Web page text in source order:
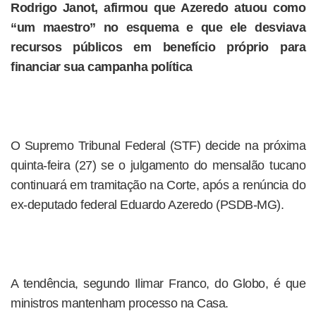
Rodrigo Janot, afirmou que Azeredo atuou como
“um maestro” no esquema e que ele desviava
recursos públicos em benefício próprio para
financiar sua campanha política
O Supremo Tribunal Federal (STF) decide na próxima
quinta-feira (27) se o julgamento do mensalão tucano
continuará em tramitação na Corte, após a renúncia do
ex-deputado federal Eduardo Azeredo (PSDB-MG).
A tendência, segundo Ilimar Franco, do Globo, é que
ministros mantenham processo na Casa.